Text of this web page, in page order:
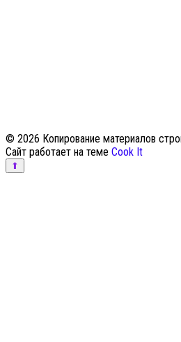
© 2026 Копирование материалов
Сайт работает на теме Cook It